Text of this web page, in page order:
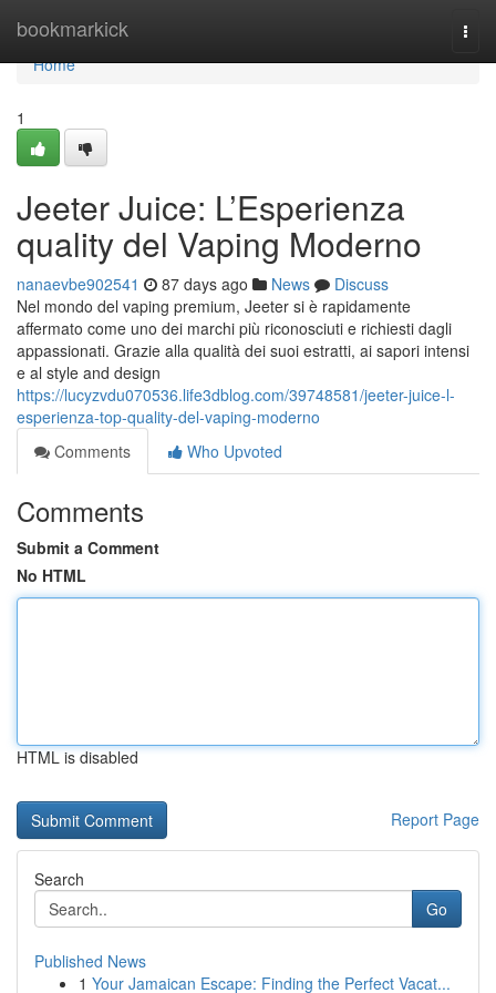
bookmarkick
Home
Home
1
Jeeter Juice: L’Esperienza
quality del Vaping Moderno
nanaevbe902541 87 days ago News
Discuss
Nel mondo del vaping premium, Jeeter si è rapidamente
affermato come uno dei marchi più riconosciuti e richiesti dagli
appassionati. Grazie alla qualità dei suoi estratti, ai sapori intensi
e al style and design
https://lucyzvdu070536.life3dblog.com/39748581/jeeter-juice-l-
esperienza-top-quality-del-vaping-moderno
Comments
Who Upvoted
Comments
Submit a Comment
No HTML
HTML is disabled
Report Page
Search
Go
Published News
1 Your Jamaican Escape: Finding the Perfect Vacat...